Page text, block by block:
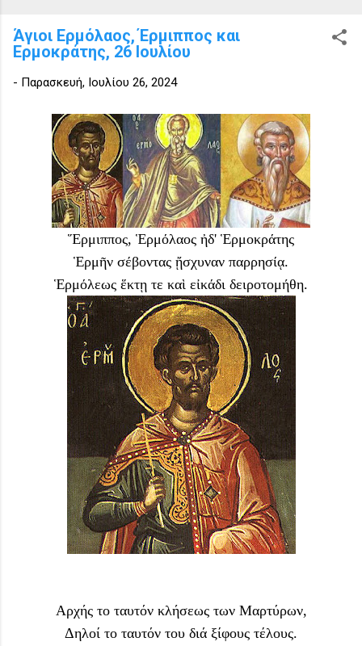
Άγιοι Ερμόλαος, Έρμιππος και
Ερμοκράτης, 26 Ιουλίου
- Παρασκευή, Ιουλίου 26, 2024
Ἕρμιππος, Ἑρμόλαος ἠδ' Ἑρμοκράτης
Ἑρμῆν σέβοντας ᾔσχυναν παρρησίᾳ.
Ἑρμόλεως ἕκτῃ τε καὶ εἰκάδι δειροτομήθη.
Aρχής το ταυτόν κλήσεως των Mαρτύρων,
Δηλοί το ταυτόν του διά ξίφους τέλους.